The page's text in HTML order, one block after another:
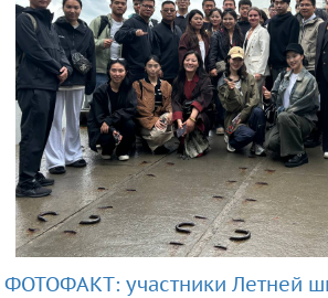
ФОТОФАКТ: участники Летней